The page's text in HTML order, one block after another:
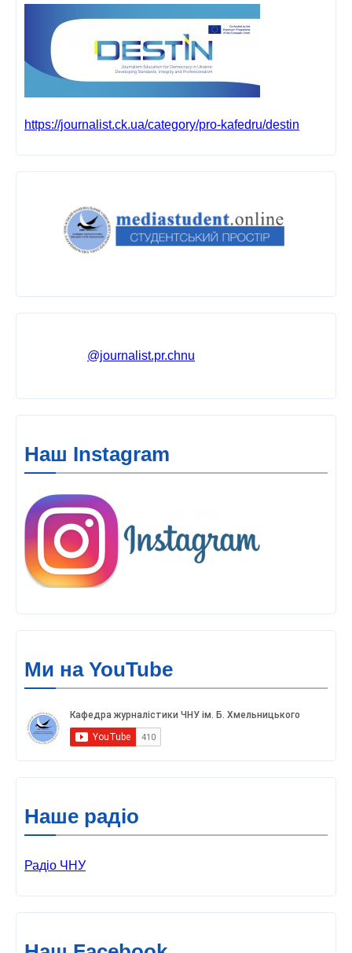
https://journalist.ck.ua/category/pro-kafedru/destin
@journalist.pr.chnu
Наш Instagram
Ми на YouTube
Наше радіо
Радіо ЧНУ